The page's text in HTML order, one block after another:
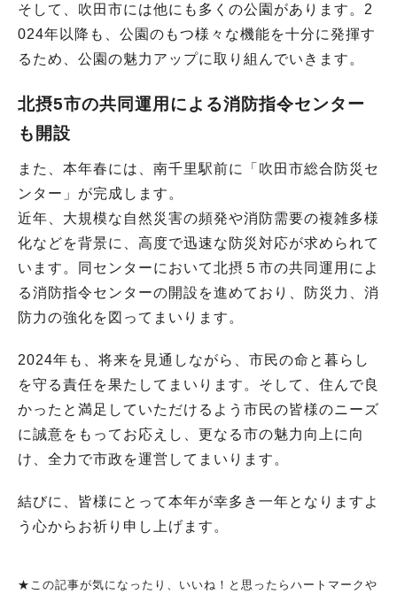
そして、吹田市には他にも多くの公園があります。2
024年以降も、公園のもつ様々な機能を十分に発揮す
るため、公園の魅力アップに取り組んでいきます。
北摂5市の共同運用による消防指令センター
も開設
また、本年春には、南千里駅前に「吹田市総合防災セ
ンター」が完成します。
近年、大規模な自然災害の頻発や消防需要の複雑多様
化などを背景に、高度で迅速な防災対応が求められて
います。同センターにおいて北摂５市の共同運用によ
る消防指令センターの開設を進めており、防災力、消
防力の強化を図ってまいります。
2024年も、将来を見通しながら、市民の命と暮らし
を守る責任を果たしてまいります。そして、住んで良
かったと満足していただけるよう市民の皆様のニーズ
に誠意をもってお応えし、更なる市の魅力向上に向
け、全力で市政を運営してまいります。
結びに、皆様にとって本年が幸多き一年となりますよ
う心からお祈り申し上げます。
★この記事が気になったり、いいね！と思ったらハートマークや